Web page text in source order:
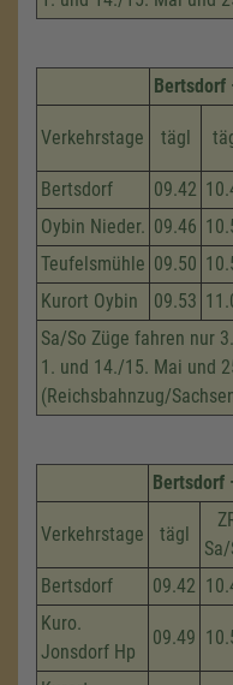
Bertsdorf
Verkehrstage tägl
Bertsdorf
09.42
Oybin Nieder. 09.46
Teufelsmühle 09.50
Kurort Oybin
09.53
Sa/So Züge fahren nur
1. und 14./15. Mai und
(Reichsbahnzug/
Bertsdorf
Verkehrstage tägl
Bertsdorf
09.42
Kuro.
Jonsdorf Hp
09.49